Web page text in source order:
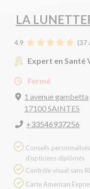
LA
4.9 (37
Expert en Santé
Fermé
1 avenue gambetta
17100 SAINTES
+33546937256
d'opticiens diplômés
Contrôle visuel sans
Carte American